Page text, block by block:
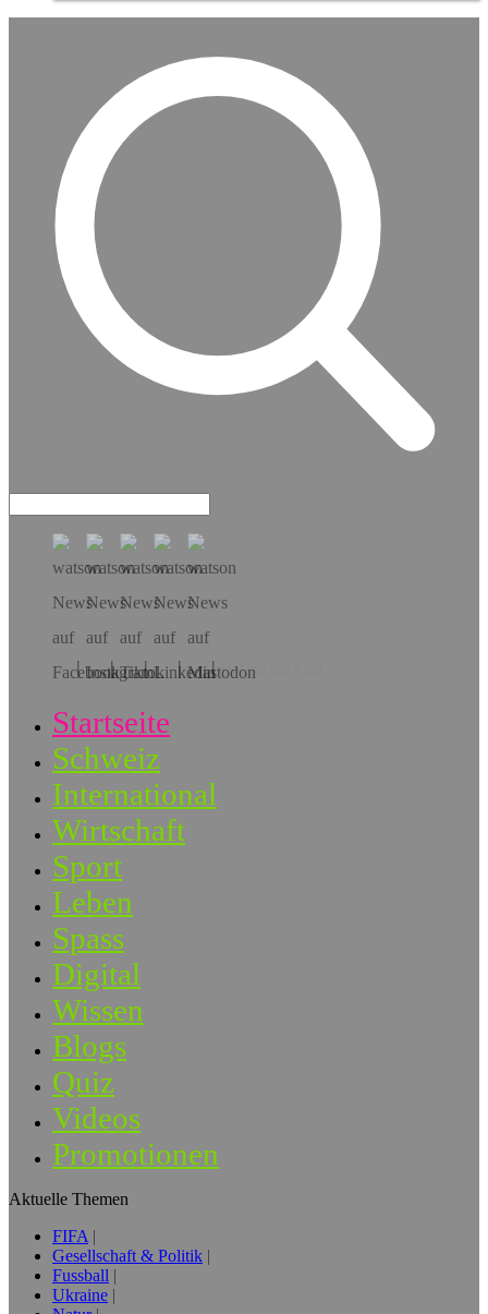
Hol dir die App!
Startseite
Schweiz
International
Wirtschaft
Sport
Leben
Spass
Digital
Wissen
Blogs
Quiz
Videos
Promotionen
Aktuelle Themen
FIFA
Gesellschaft & Politik
Fussball
Ukraine